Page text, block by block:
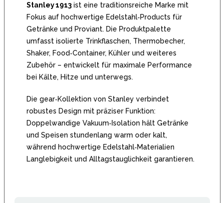
Stanley 1913ist eine traditionsreiche Marke mit
Fokus auf hochwertige Edelstahl‑Products für
Getränke und Proviant. Die Produktpalette
umfasst isolierte Trinkflaschen, Thermobecher,
Shaker, Food‑Container, Kühler und weiteres
Zubehör – entwickelt für maximale Performance
bei Kälte, Hitze und unterwegs.
Die gear‑Kollektion von Stanley verbindet
robustes Design mit präziser Funktion:
Doppelwandige Vakuum‑Isolation hält Getränke
und Speisen stundenlang warm oder kalt,
während hochwertige Edelstahl‑Materialien
Langlebigkeit und Alltagstauglichkeit garantieren.